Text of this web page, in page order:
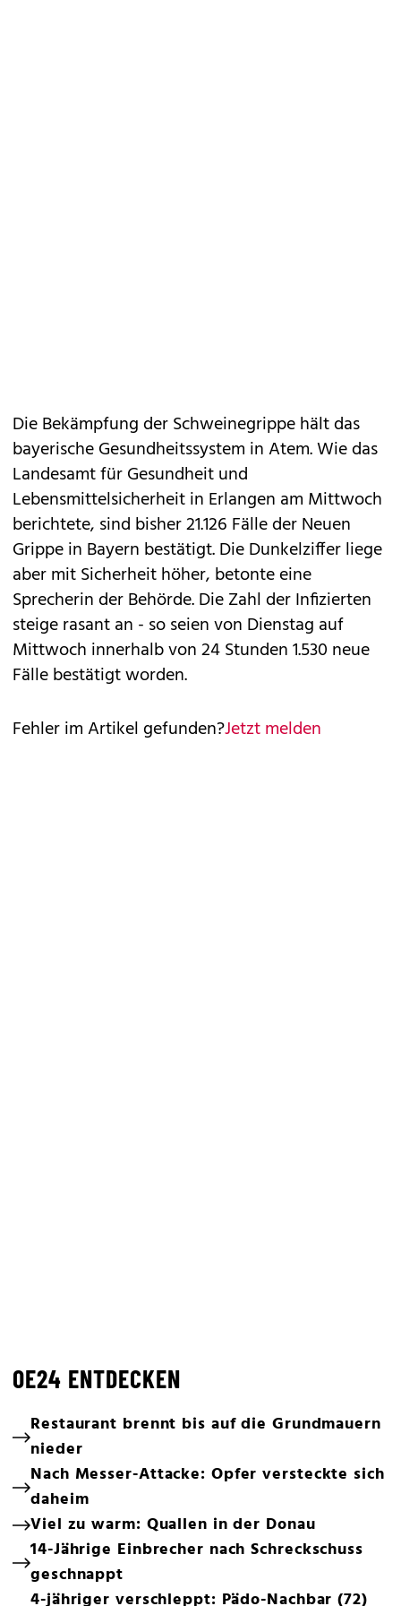
Die Bekämpfung der Schweinegrippe hält das
bayerische Gesundheitssystem in Atem. Wie das
Landesamt für Gesundheit und
Lebensmittelsicherheit in Erlangen am Mittwoch
berichtete, sind bisher 21.126 Fälle der Neuen
Grippe in Bayern bestätigt. Die Dunkelziffer liege
aber mit Sicherheit höher, betonte eine
Sprecherin der Behörde. Die Zahl der Infizierten
steige rasant an - so seien von Dienstag auf
Mittwoch innerhalb von 24 Stunden 1.530 neue
Fälle bestätigt worden.
Fehler im Artikel gefunden?Jetzt melden
OE24 ENTDECKEN
Restaurant brennt bis auf die Grundmauern
nieder
Nach Messer-Attacke: Opfer versteckte sich
daheim
Viel zu warm: Quallen in der Donau
14-Jährige Einbrecher nach Schreckschuss
geschnappt
4-jähriger verschleppt: Pädo-Nachbar (72)